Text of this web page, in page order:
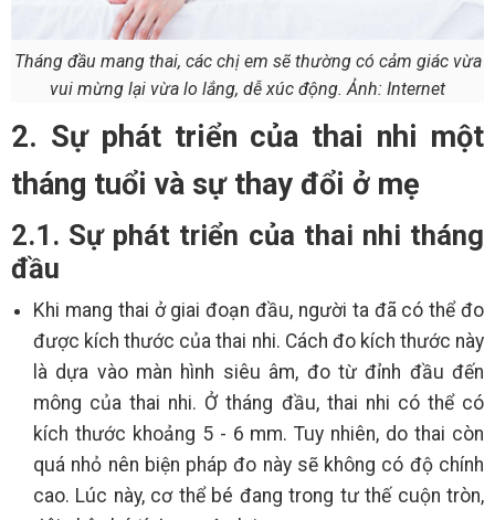
Tháng đầu mang thai, các chị em sẽ thường có cảm giác vừa
vui mừng lại vừa lo lắng, dễ xúc động. Ảnh: Internet
2. Sự phát triển của thai nhi một
tháng tuổi và sự thay đổi ở mẹ
2.1. Sự phát triển của thai nhi tháng
đầu
Khi mang thai ở giai đoạn đầu, người ta đã có thể đo
được kích thước của thai nhi. Cách đo kích thước này
là dựa vào màn hình siêu âm, đo từ đỉnh đầu đến
mông của thai nhi. Ở tháng đầu, thai nhi có thể có
kích thước khoảng 5 - 6 mm. Tuy nhiên, do thai còn
quá nhỏ nên biện pháp đo này sẽ không có độ chính
cao. Lúc này, cơ thể bé đang trong tư thế cuộn tròn,